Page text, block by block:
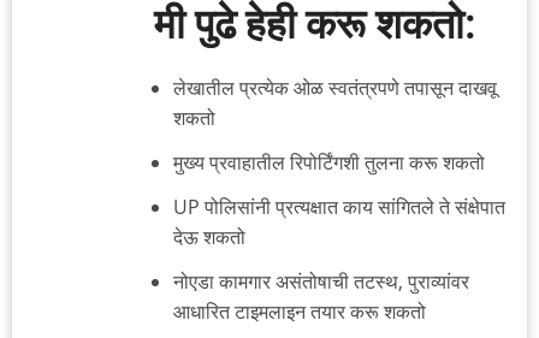
मी पुढे हेही करू शकतो:
लेखातील प्रत्येक ओळ स्वतंत्रपणे तपासून दाखवू
शकतो
मुख्य प्रवाहातील रिपोर्टिंगशी तुलना करू शकतो
UP पोलिसांनी प्रत्यक्षात काय सांगितले ते संक्षेपात
देऊ शकतो
नोएडा कामगार असंतोषाची तटस्थ, पुराव्यांवर
आधारित टाइमलाइन तयार करू शकतो